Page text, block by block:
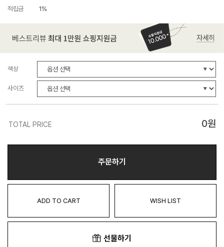
적립금 1%
색상
사이즈
TOTAL PRICE 0원
주문하기
ADD TO CART WISH LIST
선물하기